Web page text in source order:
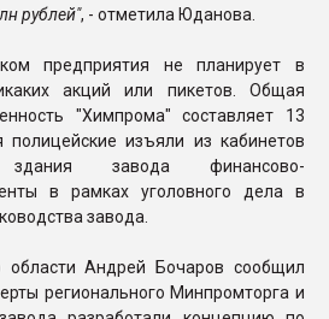
рублей", - отметила Юданова.
предприятия не планирует в
акций или пикетов. Общая
"Химпрома" составляет 13
изъяли из кабинетов
здания завода финансово-
в рамках уголовного дела в
завода.
области Андрей Бочаров сообщил
регионального Минпромторга и